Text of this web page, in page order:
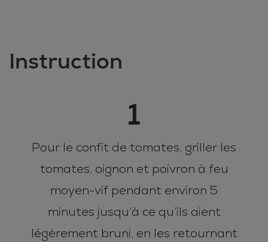
Instruction
1
Pour le confit de tomates, griller les
tomates, oignon et poivron à feu
moyen-vif pendant environ 5
minutes jusqu’à ce qu’ils aient
légèrement bruni, en les retournant